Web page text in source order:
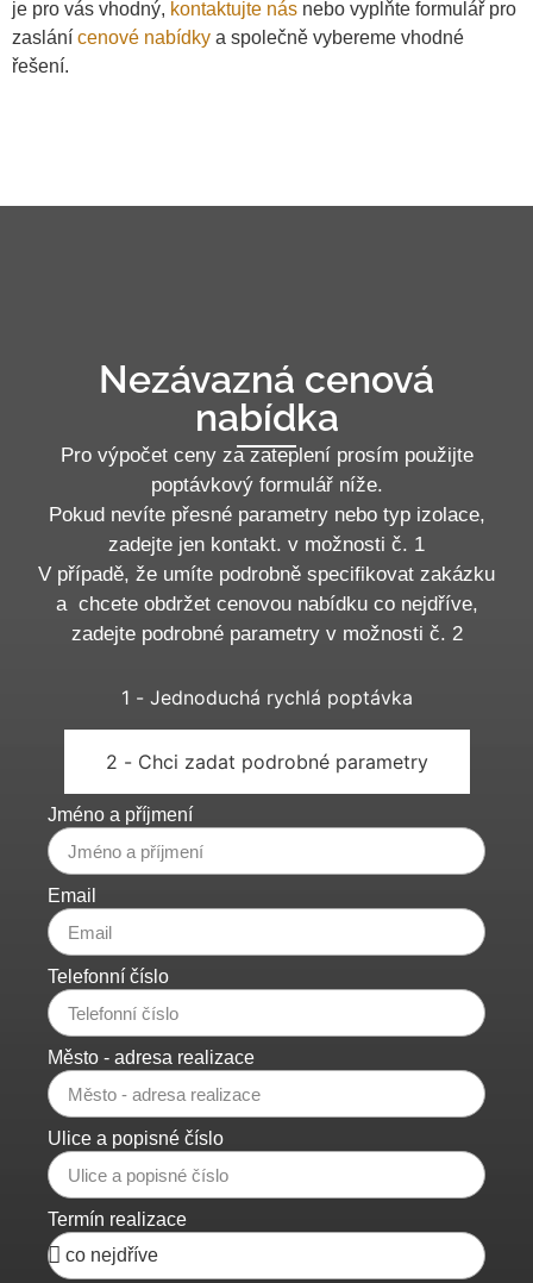
je pro vás vhodný, kontaktujte nás nebo vyplňte formulář pro
zaslání cenové nabídky a společně vybereme vhodné
řešení.
Nezávazná cenová
nabídka
Pro výpočet ceny za zateplení prosím použijte
poptávkový formulář níže.
Pokud nevíte přesné parametry nebo typ izolace,
zadejte jen kontakt. v možnosti č. 1
V případě, že umíte podrobně specifikovat zakázku
a chcete obdržet cenovou nabídku co nejdříve,
zadejte podrobné parametry v možnosti č. 2
1 - Jednoduchá rychlá poptávka
2 - Chci zadat podrobné parametry
Jméno a příjmení
Email
Telefonní číslo
Město - adresa realizace
Ulice a popisné číslo
Termín realizace